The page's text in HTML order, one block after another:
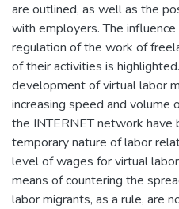
are outlined, as well as the
with employers. The
regulation of the work of
of their activities is
development of virtual labor
increasing speed and volume
the INTERNET network
temporary nature of labor
level of wages for virtual
means of countering the
labor migrants, as a rule, are